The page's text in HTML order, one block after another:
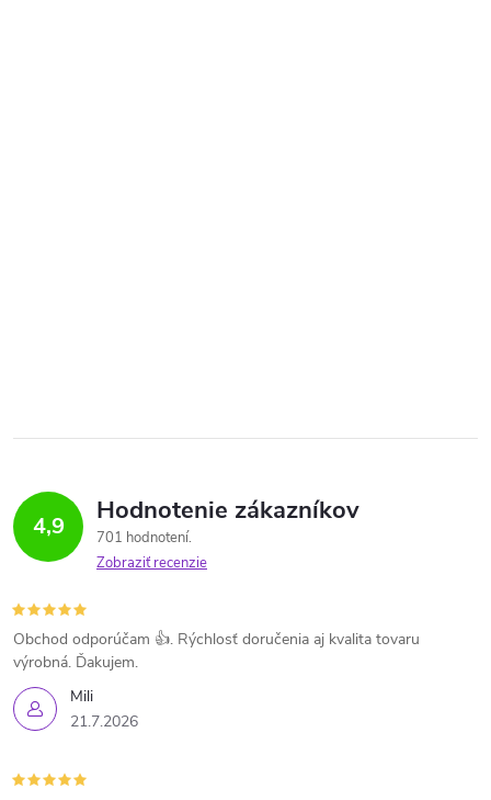
4,9 Hodnotenie zákazníkov
701 hodnotení
Zobraziť recenzie
Mili
21.7.2026
Obchod odporúčam 👍. Rýchlosť doručenia aj kvalita tovaru
výrobná. Ďakujem.